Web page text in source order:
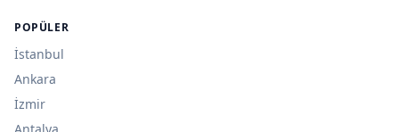
POPÜLER
İstanbul
Ankara
İzmir